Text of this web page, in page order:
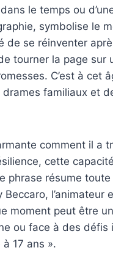
le temps ou
symbolise le
de se réinventer
tourner la page sur
C’est à cet
familiaux et
comment il a
cette
phrase résume
l’animateur
moment peut être
ou face à des défis
17 ans ».